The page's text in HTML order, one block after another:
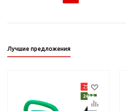
Лучшие предложения